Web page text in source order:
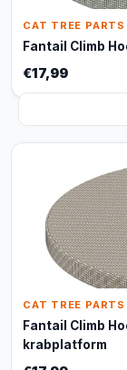
CAT TREE PARTS
Fantail Climb
€17,99
CAT TREE PARTS
Fantail Climb
krabplatform